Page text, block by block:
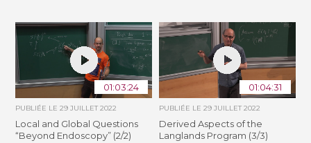
01:03:24
PUBLIÉE LE29 JUILLET 2022
Local and Global Questions
“Beyond Endoscopy” (2/2)
01:04:31
PUBLIÉE LE 29 JUILLET 2022
Derived Aspects of the
Langlands Program (3/3)